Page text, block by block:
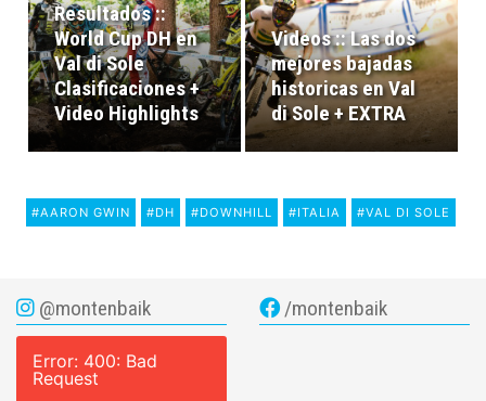
Resultados ::
World Cup DH en
Val di Sole
Clasificaciones +
Video Highlights
Videos :: Las dos
mejores bajadas
historicas en Val
di Sole + EXTRA
#AARON GWIN #DH #DOWNHILL #ITALIA #VAL DI SOLE
@montenbaik
Error: 400: Bad
Request
/montenbaik